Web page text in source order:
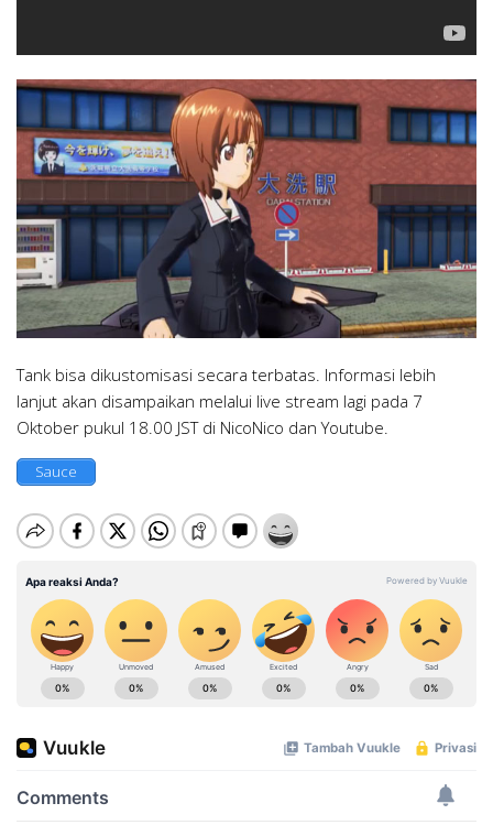
Tank bisa dikustomisasi secara terbatas. Informasi lebih
lanjut akan disampaikan melalui live stream lagi pada 7
Oktober pukul 18.00 JST di NicoNico dan Youtube.
Sauce